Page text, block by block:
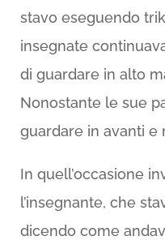
stavo eseguendo
insegnate
di guardare in alto
Nonostante le sue
guardare in avanti e
In quell’occasione
l’insegnante, che
dicendo come